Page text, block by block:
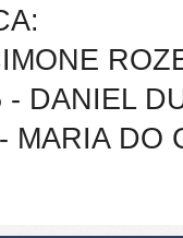
DANIEL
MARIA DO